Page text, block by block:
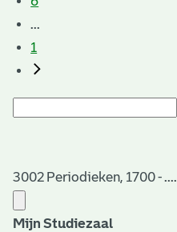
...
1
3002 Periodieken, 1700 - ....
Mijn Studiezaal